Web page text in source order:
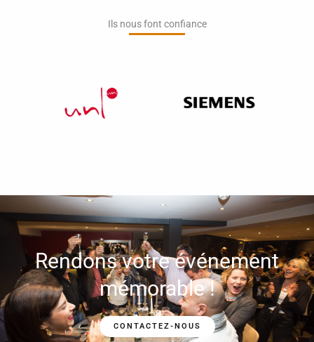
Ils nous font confiance​
Rendons votre événement
mémorable !
CONTACTEZ-NOUS